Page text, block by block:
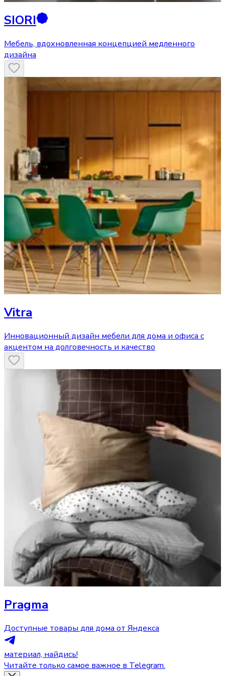
SIORI
Мебель, вдохновленная концепцией медленного
дизайна
Vitra
Инновационный дизайн мебели для дома и офиса с
акцентом на долговечность и качество
Pragma
Доступные товары для дома от Яндекса
материал, найдись!
Читайте только самое важное в Telegram.